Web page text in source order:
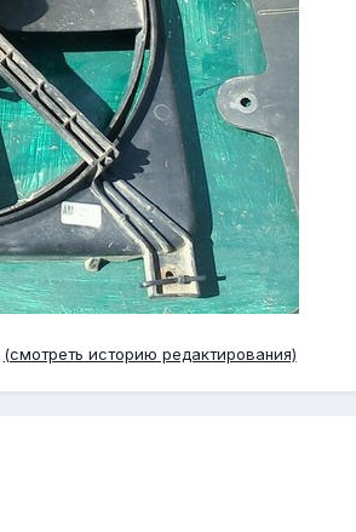
(смотреть историю редактирования)